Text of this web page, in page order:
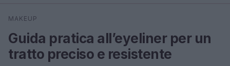
Cerca
MAKEUP
Guida pratica all’eyeliner per un
tratto preciso e resistente